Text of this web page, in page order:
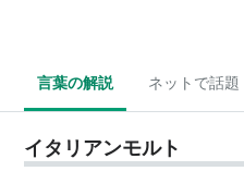
言葉の解説 ネットで話題
イタリアンモルト